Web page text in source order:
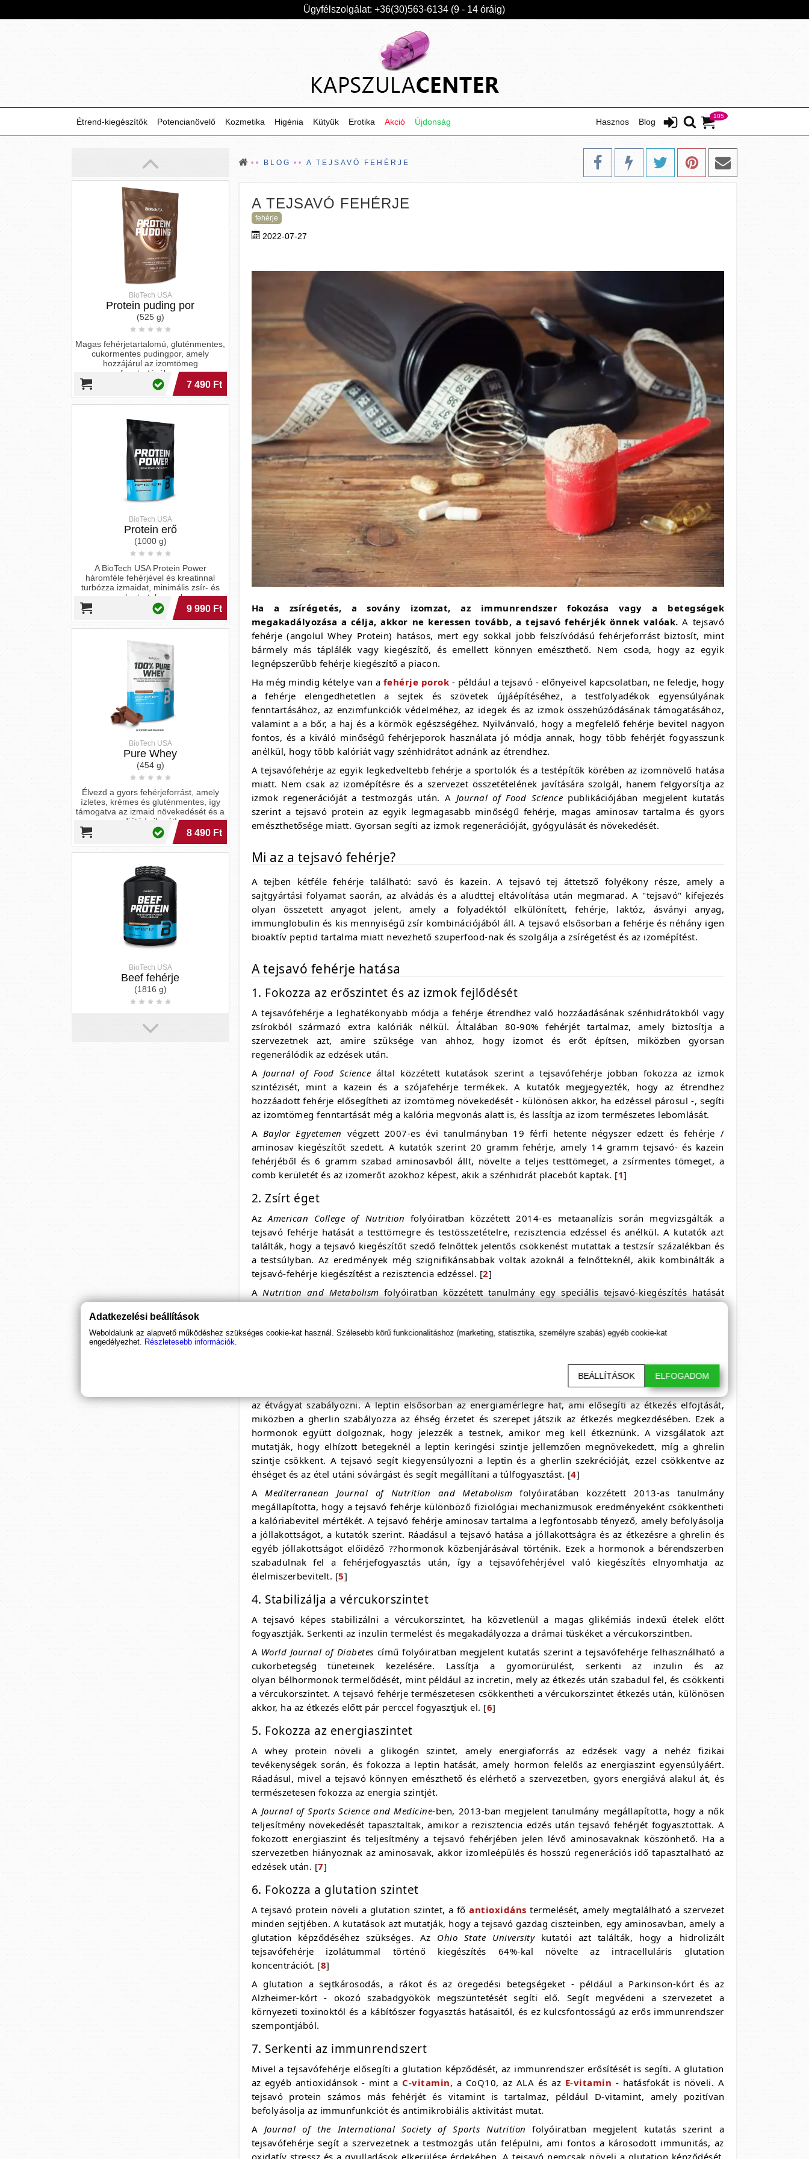
Ügyfélszolgálat: +36(30)563-6134 (9 - 14 óráig)
105
Étrend-kiegészítők Blog
Potencianövelő Hasznos
Kozmetika Higénia Kütyük Erotika Akció Újdonság
BioTech USA
Protein puding por
(525 g)
Magas fehérjetartalomú, gluténmentes,
cukormentes pudingpor, amely
hozzájárul az izomtömeg
7 490 Ft
BioTech USA
Protein erő
(1000 g)
A BioTech USA Protein Power
háromféle fehérjével és kreatinnal
turbózza izmaidat, minimális zsír- és
BioTech USA
Pure Whey
(454 g)
Élvezd a gyors fehérjeforrást, amely
ízletes, krémes és gluténmentes, így
támogatva az izmaid növekedését és a
BioTech USA
Beef fehérje
(1816 g)
Biotech USA Beef Protein: gyors
felszívódás, 87% fehérjetartalom,
BLOG A TEJSAVÓ FEHÉRJE
A TEJSAVÓ FEHÉRJE
fehérje
2022-07-27
Ha a zsírégetés, a sovány izomzat, az immunrendszer fokozása vagy a betegségek
megakadályozása a célja, akkor ne keressen tovább, a tejsavó fehérjék önnek valóak. A tejsavó
fehérje (angolul Whey Protein) hatásos, mert egy sokkal jobb felszívódású fehérjeforrást biztosít, mint
bármely más táplálék vagy kiegészítő, és emellett könnyen emészthető. Nem csoda, hogy az egyik
legnépszerűbb fehérje kiegészítő a piacon.
Ha még mindig kételye van a fehérje porok - például a tejsavó - előnyeivel kapcsolatban, ne feledje, hogy
a fehérje elengedhetetlen a sejtek és szövetek újjáépítéséhez, a testfolyadékok egyensúlyának
fenntartásához, az enzimfunkciók védelméhez, az idegek és az izmok összehúzódásának támogatásához,
valamint a a bőr, a haj és a körmök egészségéhez. Nyilvánvaló, hogy a megfelelő fehérje bevitel nagyon
fontos, és a kiváló minőségű fehérjeporok használata jó módja annak, hogy több fehérjét fogyasszunk
anélkül, hogy több kalóriát vagy szénhidrátot adnánk az étrendhez.
A tejsavófehérje az egyik legkedveltebb fehérje a sportolók és a testépítők körében az izomnövelő hatása
miatt. Nem csak az izomépítésre és a szervezet összetételének javítására szolgál, hanem felgyorsítja az
izmok regenerációját a testmozgás után. A Journal of Food Science publikációjában megjelent kutatás
szerint a tejsavó protein az egyik legmagasabb minőségű fehérje, magas aminosav tartalma és gyors
emészthetősége miatt. Gyorsan segíti az izmok regenerációját, gyógyulását és növekedését.
Mi az a tejsavó fehérje?
A tejben kétféle fehérje található: savó és kazein. A tejsavó tej áttetsző folyékony része, amely a
sajtgyártási folyamat saorán, az alvádás és a aludttej eltávolítása után megmarad. A "tejsavó" kifejezés
olyan összetett anyagot jelent, amely a folyadéktól elkülönített, fehérje, laktóz, ásványi anyag,
immunglobulin és kis mennyiségű zsír kombinációjából áll. A tejsavó elsősorban a fehérje és néhány igen
bioaktív peptid tartalma miatt nevezhető szuperfood-nak és szolgálja a zsírégetést és az izomépítést.
A tejsavó fehérje hatása
1. Fokozza az erőszintet és az izmok fejlődését
A tejsavófehérje a leghatékonyabb módja a fehérje étrendhez való hozzáadásának szénhidrátokból vagy
zsírokból származó extra kalóriák nélkül. Általában 80-90% fehérjét tartalmaz, amely biztosítja a
szervezetnek azt, amire szüksége van ahhoz, hogy izomot és erőt építsen, miközben gyorsan
regenerálódik az edzések után.
A Journal of Food Science által közzétett kutatások szerint a tejsavófehérje jobban fokozza az izmok
szintézisét, mint a kazein és a szójafehérje termékek. A kutatók megjegyezték, hogy az étrendhez
hozzáadott fehérje elősegítheti az izomtömeg növekedését - különösen akkor, ha edzéssel párosul -, segíti
az izomtömeg fenntartását még a kalória megvonás alatt is, és lassítja az izom természetes lebomlását.
A Baylor Egyetemen végzett 2007-es évi tanulmányban 19 férfi hetente négyszer edzett és fehérje /
aminosav kiegészítőt szedett. A kutatók szerint 20 gramm fehérje, amely 14 gramm tejsavó- és kazein
fehérjéből és 6 gramm szabad aminosavból állt, növelte a teljes testtömeget, a zsírmentes tömeget, a
comb kerületét és az izomerőt azokhoz képest, akik a szénhidrát placebót kaptak. [1]
2. Zsírt éget
AzAmerican College of Nutrition folyóiratban közzétett 2014-es metaanalízis során megvizsgálták a
tejsavó fehérje hatását a testtömegre és testösszetételre, rezisztencia edzéssel és anélkül. A kutatók azt
találták, hogy a tejsavó kiegészítőt szedő felnőttek jelentős csökkenést mutattak a testzsír százalékban és
a testsúlyban. Az eredmények még szignifikánsabbak voltak azoknál a felnőtteknél, akik kombinálták a
tejsavó-fehérje kiegészítést a rezisztencia edzéssel. [2]
ANutrition and Metabolism folyóiratban közzétett tanulmány egy speciális tejsavó-kiegészítés hatását
viszgálta, olyan résztvevők esetében, akik napi 500 kalóriával csökkentették a kalóriabevitelüket. A
mennyiségű súlyt veszítettek el, de a tejsavó kiegészítőt használó csoport jelentősen több testzsírt
Úgy tűnik, hogy a tejsavó fehérje hatással van mind a ghrelin, mind a leptin hormonra, amelyek segítenek
az étvágyat szabályozni. A leptin elsősorban az energiamérlegre hat, ami elősegíti az étkezés elfojtását,
miközben a gherlin szabályozza az éhség érzetet és szerepet játszik az étkezés megkezdésében. Ezek a
hormonok együtt dolgoznak, hogy jelezzék a testnek, amikor meg kell étkeznünk. A vizsgálatok azt
mutatják, hogy elhízott betegeknél a leptin keringési szintje jellemzően megnövekedett, míg a ghrelin
szintje csökkent. A tejsavó segít kiegyensúlyozni a leptin és a gherlin szekrécióját, ezzel csökkentve az
éhséget és az étel utáni sóvárgást és segít megállítani a túlfogyasztást. [4]
A Mediterranean Journal of Nutrition and Metabolism folyóiratában közzétett 2013-as tanulmány
megállapította, hogy a tejsavó fehérje különböző fiziológiai mechanizmusok eredményeként csökkentheti
a kalóriabevitel mértékét. A tejsavó fehérje aminosav tartalma a legfontosabb tényező, amely befolyásolja
a jóllakottságot, a kutatók szerint. Ráadásul a tejsavó hatása a jóllakottságra és az étkezésre a ghrelin és
egyéb jóllakottságot előidéző ??hormonok közbenjárásával történik. Ezek a hormonok a bérendszerben
szabadulnak fel a fehérjefogyasztás után, így a tejsavófehérjével való kiegészítés elnyomhatja az
élelmiszerbevitelt. [5]
4. Stabilizálja a vércukorszintet
A tejsavó képes stabilizálni a vércukorszintet, ha közvetlenül a magas glikémiás indexű ételek előtt
fogyasztják. Serkenti az inzulin termelést és megakadályozza a drámai tüskéket a vércukorszintben.
A World Journal of Diabetes című folyóiratban megjelent kutatás szerint a tejsavófehérje felhasználható a
cukorbetegség tüneteinek kezelésére. Lassítja a gyomorürülést, serkenti az inzulin és az
olyan bélhormonok termelődését, mint például az incretin, mely az étkezés után szabadul fel, és csökkenti
a vércukorszintet. A tejsavó fehérje természetesen csökkentheti a vércukorszintet étkezés után, különösen
akkor, ha az étkezés előtt pár perccel fogyasztjuk el. [6]
5. Fokozza az energiaszintet
A whey protein növeli a glikogén szintet, amely energiaforrás az edzések vagy a nehéz fizikai
tevékenységek során, és fokozza a leptin hatását, amely hormon felelős az energiaszint egyensúlyáért.
Ráadásul, mivel a tejsavó könnyen emészthető és elérhető a szervezetben, gyors energiává alakul át, és
természetesen fokozza az energia szintjét.
A Journal of Sports Science and Medicine-ben, 2013-ban megjelent tanulmány megállapította, hogy a nők
teljesítmény növekedését tapasztaltak, amikor a rezisztencia edzés után tejsavó fehérjét fogyasztottak. A
fokozott energiaszint és teljesítmény a tejsavó fehérjében jelen lévő aminosavaknak köszönhető. Ha a
szervezetben hiányoznak az aminosavak, akkor izomleépülés és hosszú regenerációs idő tapasztalható az
edzések után. [7]
6. Fokozza a glutation szintet
A tejsavó protein növeli a glutation szintet, a főantioxidáns termelését, amely megtalálható a szervezet
minden sejtjében. A kutatások azt mutatják, hogy a tejsavó gazdag ciszteinben, egy aminosavban, amely a
glutation képződéséhez szükséges. Az Ohio State Universitykutatói azt találták, hogy a hidrolizált
tejsavófehérje izolátummal történő kiegészítés 64%-kal növelte az intracelluláris glutation
koncentrációt. [8]
A glutation a sejtkárosodás, a rákot és az öregedési betegségeket - például a Parkinson-kórt és az
Alzheimer-kórt - okozó szabadgyökök megszüntetését segíti elő. Segít megvédeni a szervezetet a
környezeti toxinoktól és a kábítószer fogyasztás hatásaitól, és ez kulcsfontosságú az erős immunrendszer
szempontjából.
7. Serkenti az immunrendszert
Mivel a tejsavófehérje elősegíti a glutation képződését, az immunrendszer erősítését is segíti. A glutation
az egyéb antioxidánsok - mint a C-vitamin, a CoQ10, az ALA és az E-vitamin - hatásfokát is növeli. A
tejsavó protein számos más fehérjét és vitamint is tartalmaz, például D-vitamint, amely pozitívan
befolyásolja az immunfunkciót és antimikrobiális aktivitást mutat.
A Journal of the International Society of Sports Nutrition folyóiratban megjelent kutatás szerint a
tejsavófehérje segít a szervezetnek a testmozgás után felépülni, ami fontos a károsodott immunitás, az
oxidatív stressz és a gyulladások elkerülése érdekében. A tejsavó nemcsak növeli a glutation képződését,
Adatkezelési beállítások
Weboldalunk az alapvető működéshez szükséges cookie-kat használ. Szélesebb körű funkcionalitáshoz (marketing, statisztika, személyre szabás) egyéb cookie-kat
engedélyezhet. Részletesebb információk.
BEÁLLÍTÁSOK ELFOGADOM